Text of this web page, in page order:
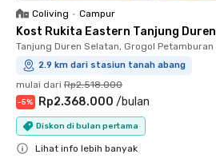
Coliving • Campur
Kost Rukita Eastern Tanjung Duren
Tanjung Duren Selatan, Grogol Petamburan
2.9 km dari stasiun tanah abang
mulai dari Rp2.518.000
-5% Rp2.368.000 /bulan
Diskon di bulan pertama
Lihat info lebih banyak